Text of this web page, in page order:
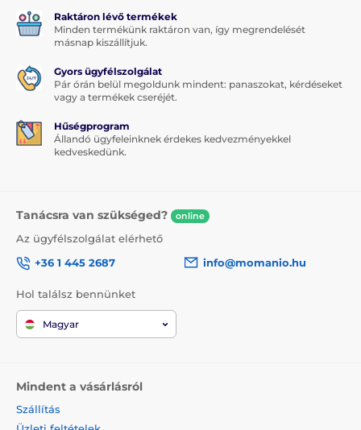
Raktáron lévő termékek
Minden termékünk raktáron van, így megrendelését
másnap kiszállítjuk.
Gyors ügyfélszolgálat
Pár órán belül megoldunk mindent: panaszokat, kérdéseket
vagy a termékek cseréjét.
Hűségprogram
Állandó ügyfeleinknek érdekes kedvezményekkel
kedveskedünk.
Tanácsra van szükséged? online
Az ügyfélszolgálat elérhető
+36 1 445 2687
info@momanio.hu
Hol találsz bennünket
Magyar
Mindent a vásárlásról
Szállítás